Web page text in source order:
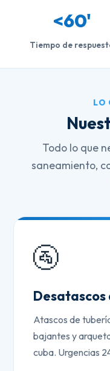
<60'
Tiempo de
LO
Todo lo que
saneamiento,
🚰
Atascos de
bajantes y
cuba. Urgencias